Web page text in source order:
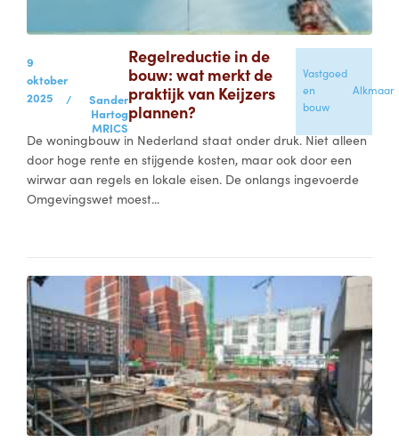
9
oktober
2025
/
Sander
Hartog
MRICS
Regelreductie in de
bouw: wat merkt de
praktijk van Keijzers
plannen?
Vastgoed
en
bouw
Alkmaar
De woningbouw in Nederland staat onder druk. Niet alleen
door hoge rente en stijgende kosten, maar ook door een
wirwar aan regels en lokale eisen. De onlangs ingevoerde
Omgevingswet moest...